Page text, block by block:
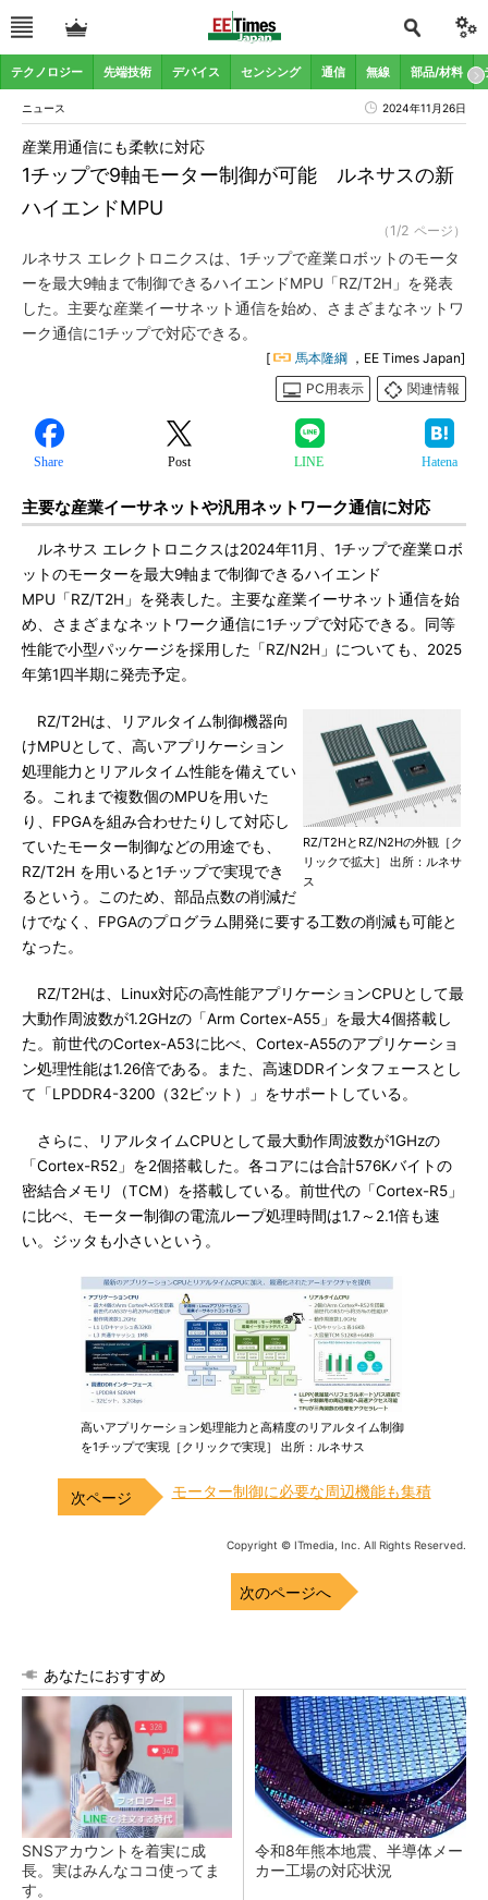
テクノロジー 先端技術 デバイス センシング 通信 無線 部品/材料
ニュース 2024年11月26日
1チップで9軸モーター制御が可能 ルネサスの新
ハイエンドMPU
産業用通信にも柔軟に対応
（1/2 ページ）
ルネサス エレクトロニクスは、1チップで産業ロボットのモータ
ーを最大9軸まで制御できるハイエンドMPU「RZ/T2H」を発表
した。主要な産業イーサネット通信を始め、さまざまなネットワ
ーク通信に1チップで対応できる。
[ 馬本隆綱 ，EE Times Japan]
PC用表示
関連情報
Share Post LINE Hatena
主要な産業イーサネットや汎用ネットワーク通信に対応
ルネサス エレクトロニクスは2024年11月、1チップで産業ロボ
ットのモーターを最大9軸まで制御できるハイエンド
MPU「RZ/T2H」を発表した。主要な産業イーサネット通信を始
め、さまざまなネットワーク通信に1チップで対応できる。同等
性能で小型パッケージを採用した「RZ/N2H」についても、2025
年第1四半期に発売予定。
RZ/T2HとRZ/N2Hの外観［ク
リックで拡大］ 出所：ルネサ
ス
RZ/T2Hは、リアルタイム制御機器向
けMPUとして、高いアプリケーション
処理能力とリアルタイム性能を備えてい
る。これまで複数個のMPUを用いた
り、FPGAを組み合わせたりして対応し
ていたモーター制御などの用途でも、
RZ/T2H を用いると1チップで実現でき
るという。このため、部品点数の削減だ
けでなく、FPGAのプログラム開発に要する工数の削減も可能と
なった。
RZ/T2Hは、Linux対応の高性能アプリケーションCPUとして最
大動作周波数が1.2GHzの「Arm Cortex-A55」を最大4個搭載し
た。前世代のCortex-A53に比べ、Cortex-A55のアプリケーショ
ン処理性能は1.26倍である。また、高速DDRインタフェースとし
て「LPDDR4-3200（32ビット）」をサポートしている。
さらに、リアルタイムCPUとして最大動作周波数が1GHzの
「Cortex-R52」を2個搭載した。各コアには合計576Kバイトの
密結合メモリ（TCM）を搭載している。前世代の「Cortex-R5」
に比べ、モーター制御の電流ループ処理時間は1.7～2.1倍も速
い。ジッタも小さいという。
高いアプリケーション処理能力と高精度のリアルタイム制御
を1チップで実現［クリックで実現］ 出所：ルネサス
モーター制御に必要な周辺機能も集積
Copyright © ITmedia, Inc. All Rights Reserved.
次のページへ
あなたにおすすめ
SNSアカウントを着実に成
長。実はみんなココ使ってま
す。
令和8年熊本地震、半導体メー
カー工場の対応状況